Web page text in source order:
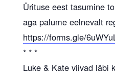
Ürituse eest tasumine
aga palume eelnevalt
https://forms.gle/
* * *
Luke & Kate viivad läbi